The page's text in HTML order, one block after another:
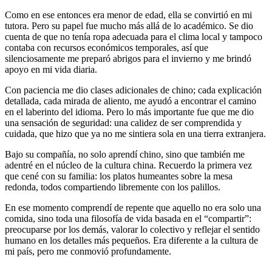
Como en ese entonces era menor de edad, ella se convirtió en mi
tutora. Pero su papel fue mucho más allá de lo académico. Se dio
cuenta de que no tenía ropa adecuada para el clima local y tampoco
contaba con recursos económicos temporales, así que
silenciosamente me preparó abrigos para el invierno y me brindó
apoyo en mi vida diaria.
Con paciencia me dio clases adicionales de chino; cada explicación
detallada, cada mirada de aliento, me ayudó a encontrar el camino
en el laberinto del idioma. Pero lo más importante fue que me dio
una sensación de seguridad: una calidez de ser comprendida y
cuidada, que hizo que ya no me sintiera sola en una tierra extranjera.
Bajo su compañía, no solo aprendí chino, sino que también me
adentré en el núcleo de la cultura china. Recuerdo la primera vez
que cené con su familia: los platos humeantes sobre la mesa
redonda, todos compartiendo libremente con los palillos.
En ese momento comprendí de repente que aquello no era solo una
comida, sino toda una filosofía de vida basada en el “compartir”:
preocuparse por los demás, valorar lo colectivo y reflejar el sentido
humano en los detalles más pequeños. Era diferente a la cultura de
mi país, pero me conmovió profundamente.